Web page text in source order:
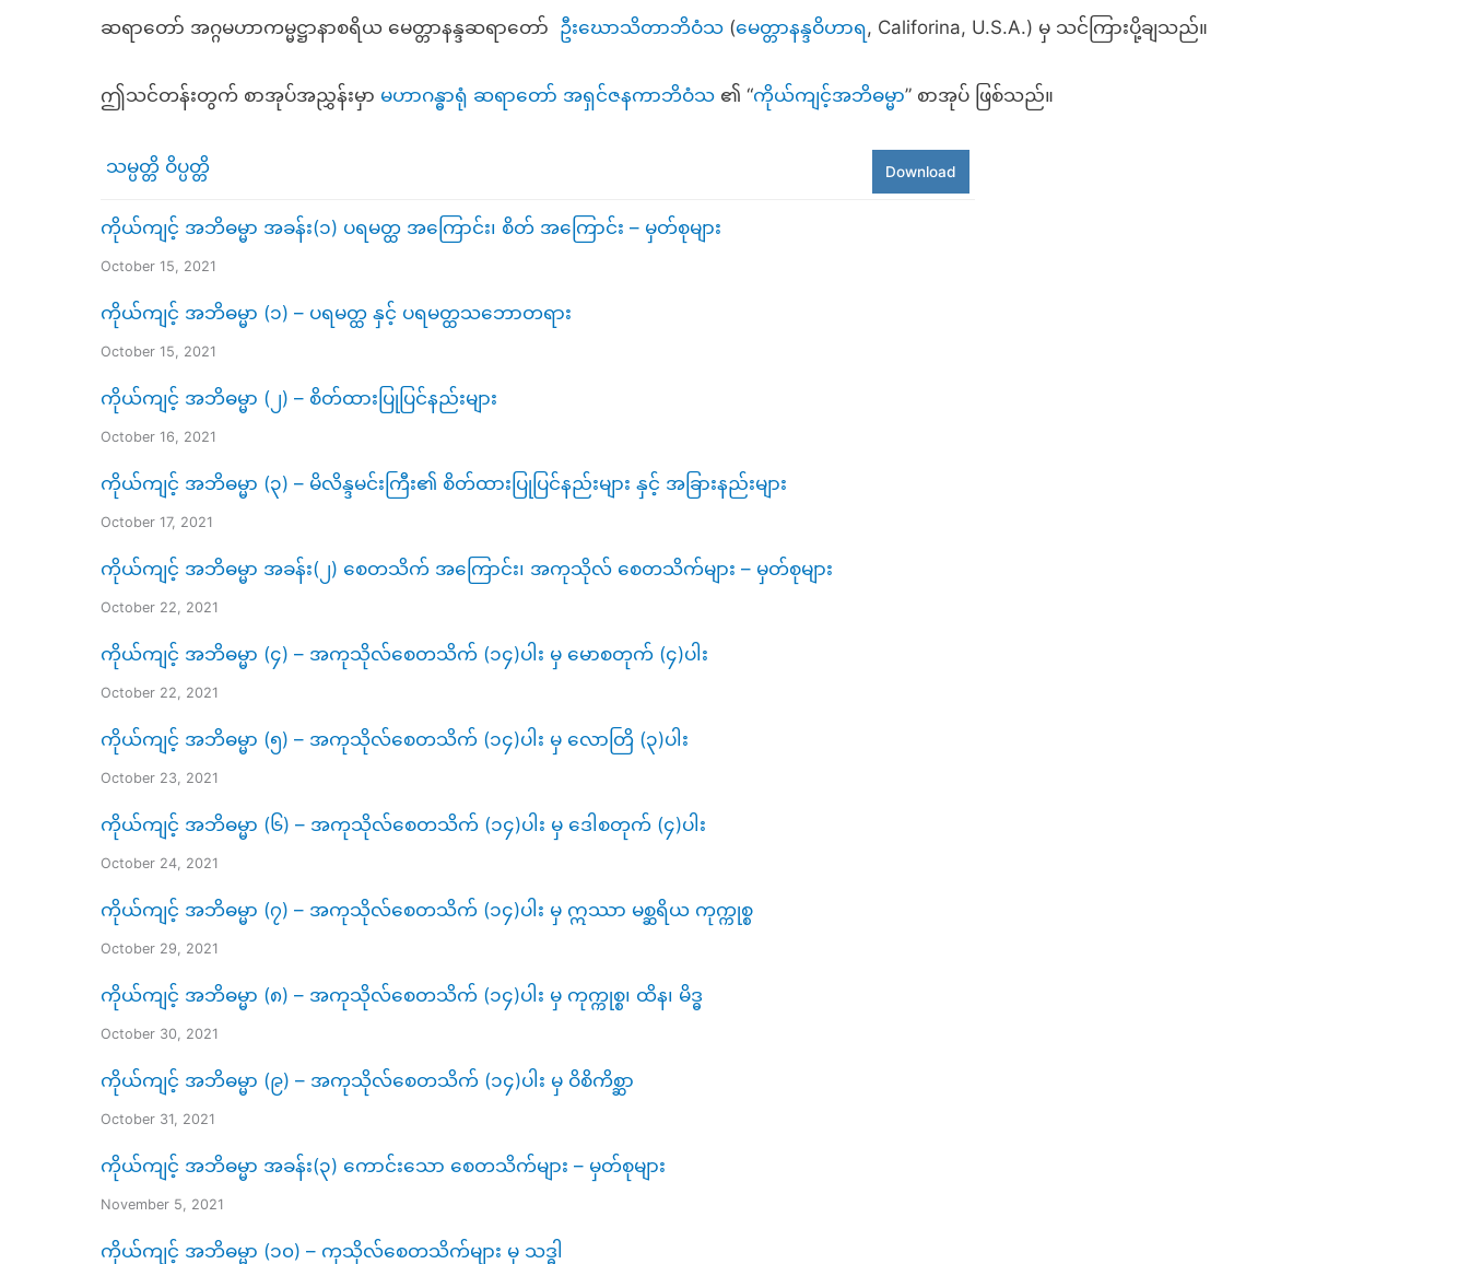
ဆရာတော် အဂ္ဂမဟာကမ္မဋ္ဌာနာစရိယ မေတ္တာနန္ဒဆရာတော် ဦးဃောသိတာဘိဝံသ (မေတ္တာနန္ဒဝိဟာရ, Califorina, U.S.A.) မှ သင်ကြားပို့ချသည်။
ဤသင်တန်းတွက် စာအုပ်အညွှန်းမှာ မဟာဂန္ဓာရုံ ဆရာတော် အရှင်ဇနကာဘိဝံသ ၏ “ကိုယ်ကျင့်အဘိဓမ္မာ” စာအုပ် ဖြစ်သည်။
သမ္ပတ္တိ ဝိပ္ပတ္တိ Download
ကိုယ်ကျင့် အဘိဓမ္မာ အခန်း(၁) ပရမတ္ထ အကြောင်း၊ စိတ် အကြောင်း – မှတ်စုများ
October 15, 2021
ကိုယ်ကျင့် အဘိဓမ္မာ (၁) – ပရမတ္ထ နှင့် ပရမတ္ထသဘောတရား
October 15, 2021
ကိုယ်ကျင့် အဘိဓမ္မာ (၂) – စိတ်ထားပြုပြင်နည်းများ
October 16, 2021
ကိုယ်ကျင့် အဘိဓမ္မာ (၃) – မိလိန္ဒမင်းကြီး၏ စိတ်ထားပြုပြင်နည်းများ နှင့် အခြားနည်းများ
October 17, 2021
ကိုယ်ကျင့် အဘိဓမ္မာ အခန်း(၂) စေတသိက် အကြောင်း၊​ အကုသိုလ် စေတသိက်များ – မှတ်စုများ
October 22, 2021
ကိုယ်ကျင့် အဘိဓမ္မာ (၄) – အကုသိုလ်စေတသိက် (၁၄)ပါး မှ မောစတုက် (၄)ပါး
October 22, 2021
ကိုယ်ကျင့် အဘိဓမ္မာ (၅) – အကုသိုလ်စေတသိက် (၁၄)ပါး မှ လောတြိ (၃)ပါး
October 23, 2021
ကိုယ်ကျင့် အဘိဓမ္မာ (၆) – အကုသိုလ်စေတသိက် (၁၄)ပါး မှ ဒေါစတုက် (၄)ပါး
October 24, 2021
ကိုယ်ကျင့် အဘိဓမ္မာ (၇) – အကုသိုလ်စေတသိက် (၁၄)ပါး မှ ဣဿာ မစ္ဆရိယ ကုက္ကုစ္စ
October 29, 2021
ကိုယ်ကျင့် အဘိဓမ္မာ (၈) – အကုသိုလ်စေတသိက် (၁၄)ပါး မှ ကုက္ကုစ္စ၊ ထိန၊ မိဒ္ဓ
October 30, 2021
ကိုယ်ကျင့် အဘိဓမ္မာ (၉) – အကုသိုလ်စေတသိက် (၁၄)ပါး မှ ဝိစိကိစ္ဆာ
October 31, 2021
ကိုယ်ကျင့် အဘိဓမ္မာ အခန်း(၃) ကောင်းသော စေတသိက်များ – မှတ်စုများ
November 5, 2021
ကိုယ်ကျင့် အဘိဓမ္မာ (၁၀) – ကုသိုလ်စေတသိက်များ မှ သဒ္ဓါ